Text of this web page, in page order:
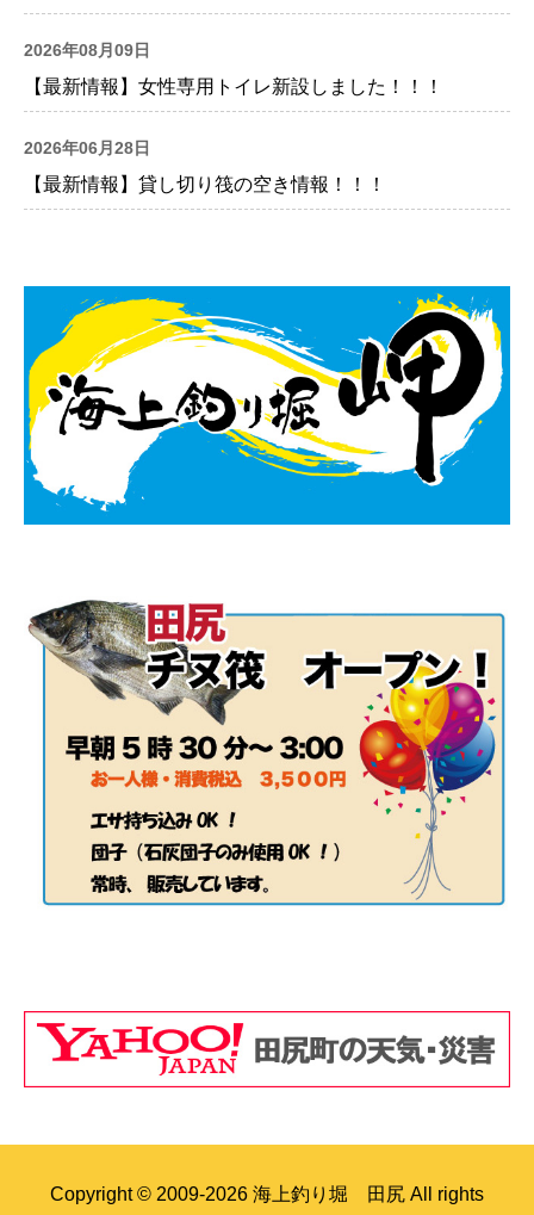
2026年08月09日
【最新情報】女性専用トイレ新設しました！！！
2026年06月28日
【最新情報】貸し切り筏の空き情報！！！
Copyright © 2009-2026 海上釣り堀 田尻 All rights